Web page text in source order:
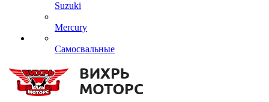
Suzuki
Mercury
Самосвальные